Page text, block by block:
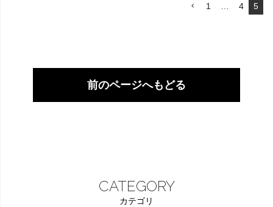
1 4 5
前のページへもどる
CATEGORY
カテゴリ